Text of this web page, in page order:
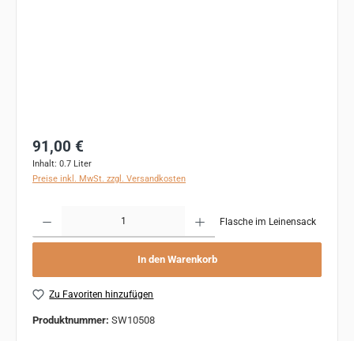
Regulärer Preis:
91,00 €
Inhalt: 0.7 Liter
Preise inkl. MwSt. zzgl. Versandkosten
Flasche im Leinensack
In den Warenkorb
Zu Favoriten hinzufügen
Produktnummer: SW10508